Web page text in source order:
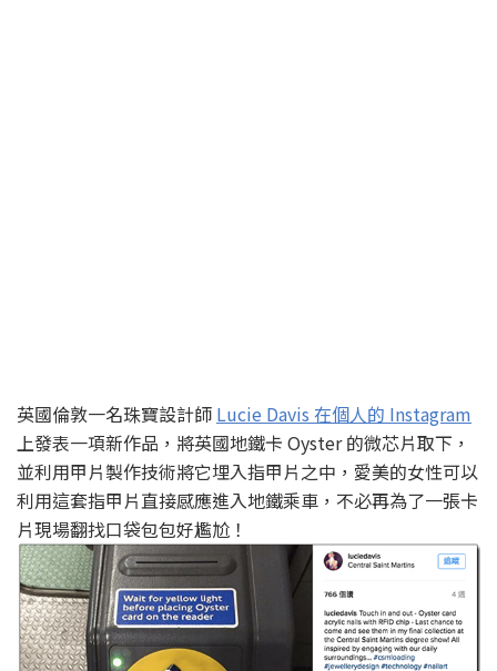
英國倫敦一名珠寶設計師 Lucie Davis 在個人的 Instagram
上發表一項新作品，將英國地鐵卡 Oyster 的微芯片取下，
並利用甲片製作技術將它埋入指甲片之中，愛美的女性可以
利用這套指甲片直接感應進入地鐵乘車，不必再為了一張卡
片現場翻找口袋包包好尷尬！